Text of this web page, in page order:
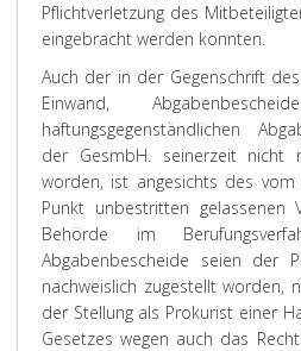
Pflichtverletzung des
eingebracht werden konnten.
Auch der in der Gegenschrift
Einwand,
haftungsgegenständlichen
der GesmbH. seinerzeit nicht
worden, ist angesichts des
Punkt unbestritten gelassenen
Behörde im
Abgabenbescheide seien der
nachweislich zugestellt worden,
der Stellung als Prokurist einer
Gesetzes wegen auch das